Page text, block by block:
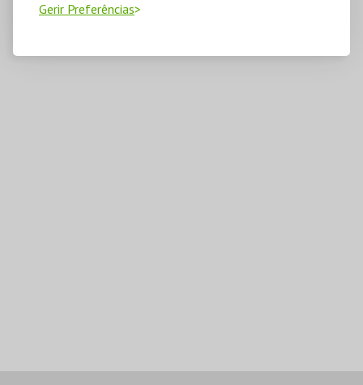
Gerir Preferências